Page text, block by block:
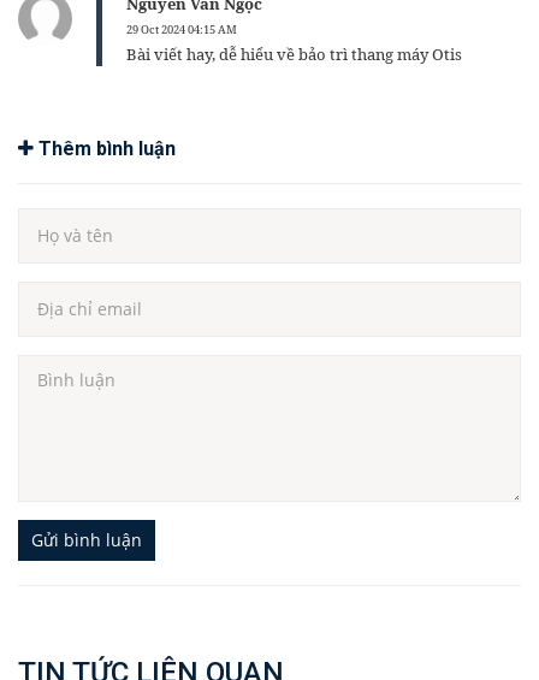
29 Oct 2024 04:15 AM
Bài viết hay, dễ hiểu về bảo trì thang máy Otis
Thêm bình luận
Gửi bình luận
TIN TỨC LIÊN QUAN